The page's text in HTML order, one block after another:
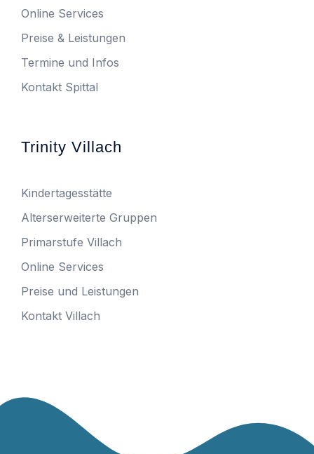
Online Services
Preise & Leistungen
Termine und Infos
Kontakt Spittal
Trinity Villach
Kindertagesstätte
Alterserweiterte Gruppen
Primarstufe Villach
Online Services
Preise und Leistungen
Kontakt Villach